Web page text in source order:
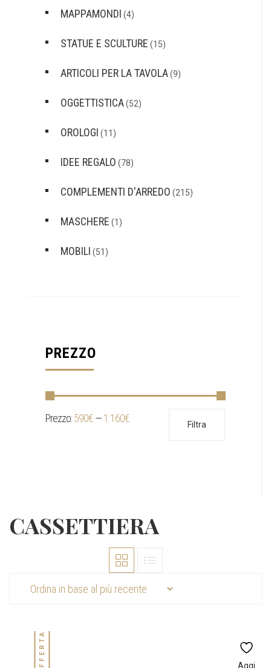
MAPPAMONDI (4)
STATUE E SCULTURE (15)
ARTICOLI PER LA TAVOLA(9)
OGGETTISTICA(52)
OROLOGI (11)
IDEE REGALO (78)
COMPLEMENTI D'ARREDO (215)
MASCHERE (1)
MOBILI (51)
PREZZO
Prezzo
Prezzo
Filtra
Prezzo:590€—1.160€
CASSETTIERA
Aggi